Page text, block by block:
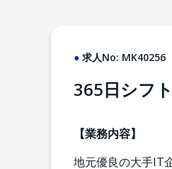
求人No: MK40256
365日シフ
【業務内容】
地元優良の大手IT